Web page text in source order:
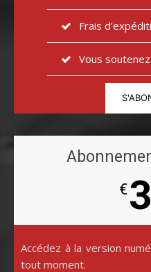
Frais
Vous
€
Accédez à la version
tout moment.